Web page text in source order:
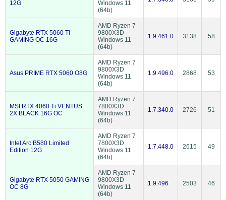
12G
Windows 11
(64b)
Gigabyte RTX 5060 Ti
GAMING OC 16G
AMD Ryzen 7
9800X3D
Windows 11
(64b)
1.9.461.0 3138 58
Asus PRIME RTX 5060 O8G
AMD Ryzen 7
9800X3D
Windows 11
(64b)
1.9.496.0 2868 53
MSI RTX 4060 Ti VENTUS
2X BLACK 16G OC
AMD Ryzen 7
7800X3D
Windows 11
(64b)
1.7.340.0 2726 51
Intel Arc B580 Limited
Edition 12G
AMD Ryzen 7
7800X3D
Windows 11
(64b)
1.7.448.0 2615 49
Gigabyte RTX 5050 GAMING
OC 8G
AMD Ryzen 7
9800X3D
Windows 11
(64b)
1.9.496 2503 46